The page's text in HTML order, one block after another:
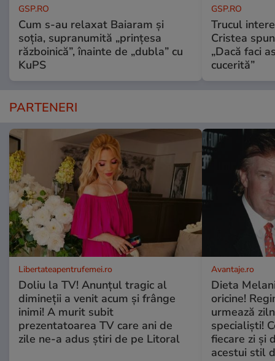
GSP.RO
Cum s-au relaxat Baiaram și
soția, supranumită „prințesa
războinică”, înainte de „dubla” cu
KuPS
GSP.RO
Trucul
Cristea
„Dacă faci
cucerită”
PARTENERI
Libertateapentrufemei.ro
Doliu la TV! Anunțul tragic al
dimineții a venit acum și frânge
inimi! A murit subit
prezentatoarea TV care ani de
zile ne-a adus știri de pe Litoral
Avantaje.ro
Dieta
oricine!
urmează
specialiști!
fiecare zi și
acestui stil